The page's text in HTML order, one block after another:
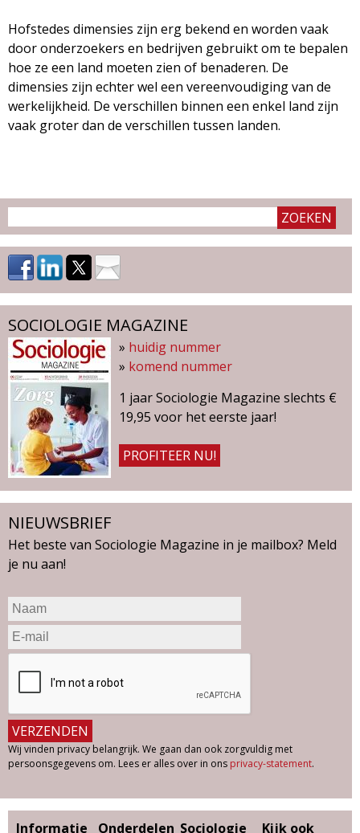
Hofstedes dimensies zijn erg bekend en worden vaak
door onderzoekers en bedrijven gebruikt om te bepalen
hoe ze een land moeten zien of benaderen. De
dimensies zijn echter wel een vereenvoudiging van de
werkelijkheid. De verschillen binnen een enkel land zijn
vaak groter dan de verschillen tussen landen.
SOCIOLOGIE MAGAZINE
» huidig nummer
» komend nummer
1 jaar Sociologie Magazine slechts €
19,95 voor het eerste jaar!
PROFITEER NU!
NIEUWSBRIEF
Het beste van Sociologie Magazine in je mailbox? Meld
je nu aan!
Wij vinden privacy belangrijk. We gaan dan ook zorgvuldig met
persoonsgegevens om. Lees er alles over in ons privacy-statement.
Informatie Onderdelen Sociologie Kijk ook